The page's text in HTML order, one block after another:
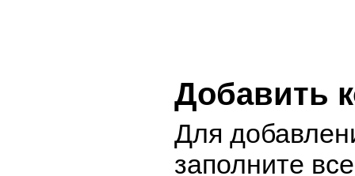
Добавить
Для
заполните